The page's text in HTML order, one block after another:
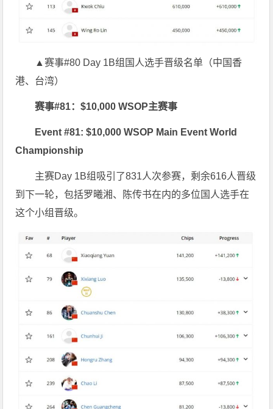
▲赛事#80 Day 1B组国人选手晋级名单（中国香
港、台湾）
赛事#81：$10,000 WSOP主赛事
Event #81: $10,000 WSOP Main Event World
Championship
主赛Day 1B组吸引了831人次参赛，剩余616人晋级
到下一轮，包括罗曦湘、陈传书在内的多位国人选手在
这个小组晋级。